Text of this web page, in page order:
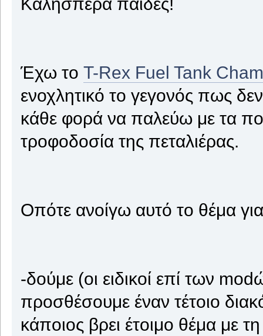
Έχω το T-Rex Fuel Tank
ενοχλητικό το γεγονός πως
κάθε φορά να παλεύω με τα
τροφοδοσία της πεταλιέρας.
Οπότε ανοίγω αυτό το θέμα
-δούμε (οι ειδικοί επί των
προσθέσουμε έναν τέτοιο
κάποιος βρει έτοιμο θέμα με